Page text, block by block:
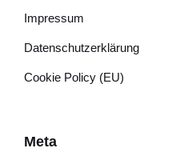
Impressum
Datenschutzerklärung
Cookie Policy (EU)
Meta